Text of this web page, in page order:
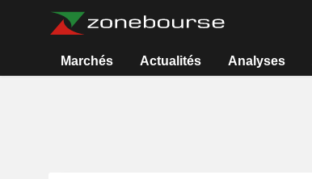
Marchés Actualités Analyses